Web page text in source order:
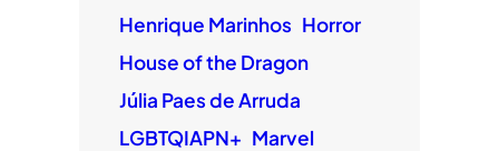
Henrique Marinhos Horror
House of the Dragon
Júlia Paes de Arruda
LGBTQIAPN+ Marvel